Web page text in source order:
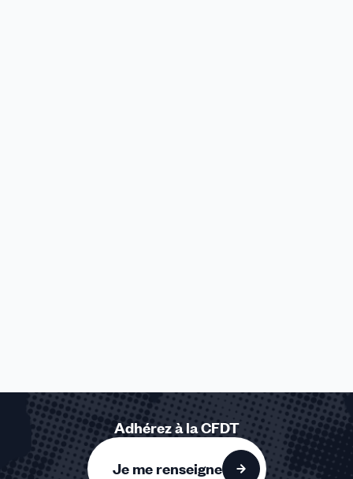
Adhérez à la CFDT
Je me renseigne